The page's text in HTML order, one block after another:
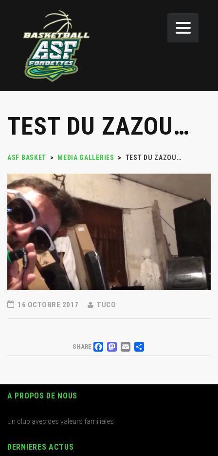
TEST DU ZAZOU…
ASF BASKET > MEDIA GALLERIES > TEST DU ZAZOU…
16 OCTOBRE 2017 TUCO
SHARE FACEBOOK
MASTODON
EMAIL
PARTAGER
A PROPOS DE NOUS
Un club avec des valeurs familiales
DERNIERES ACTUS